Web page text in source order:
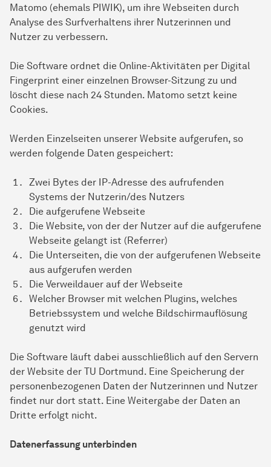
Matomo (ehemals PIWIK), um ihre Webseiten durch
Analyse des Surfverhaltens ihrer Nutzerinnen und
Nutzer zu verbessern.
Die Software ordnet die Online-Aktivitäten per Digital
Fingerprint einer einzelnen Browser-Sitzung zu und
löscht diese nach 24 Stunden. Matomo setzt keine
Cookies.
Werden Einzelseiten unserer Website aufgerufen, so
werden folgende Daten gespeichert:
Zwei Bytes der IP-Adresse des aufrufenden
Systems der Nutzerin/des Nutzers
Die aufgerufene Webseite
Die Website, von der der Nutzer auf die aufgerufene
Webseite gelangt ist (Referrer)
Die Unterseiten, die von der aufgerufenen Webseite
aus aufgerufen werden
Die Verweildauer auf der Webseite
Welcher Browser mit welchen Plugins, welches
Betriebssystem und welche Bildschirmauflösung
genutzt wird
Die Software läuft dabei ausschließlich auf den Servern
der Website der TU Dortmund. Eine Speicherung der
personenbezogenen Daten der Nutzerinnen und Nutzer
findet nur dort statt. Eine Weitergabe der Daten an
Dritte erfolgt nicht.
Datenerfassung unterbinden